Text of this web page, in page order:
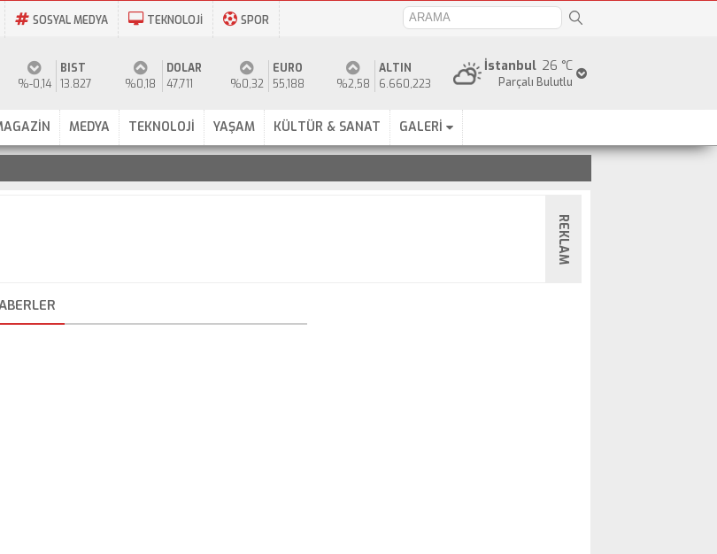
SOSYAL MEDYA TEKNOLOJİ SPOR
26 °C
İstanbul
Parçalı Bulutlu
%-0,14
BIST
13.827
%0,18
DOLAR
47,711
%0,32
EURO
55,188
%2,58
ALTIN
6.660,223
MEDYA TEKNOLOJİ YAŞAM KÜLTÜR & SANAT GALERİ
REKLAM